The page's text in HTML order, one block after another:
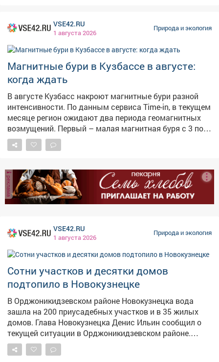
VSE42.RU
1 августа 2026
Природа и экология
Магнитные бури в Кузбассе в августе:
когда ждать
В августе Кузбасс накроют магнитные бури разной
интенсивности. По данным сервиса Time-in, в текущем
месяце регион ожидают два периода геомагнитных
возмущений. Первый – малая магнитная буря с 3 по 5
августа. Второй, более мощный – умеренная
магнитная буря с 18 по 19 августа. Больше сильных
Специалисты традиционно рекомендуют в такие дни
больше отдыхать, избегать стрессов и пить больше
воды. Метеозависимым людям стоит быть особенно
внимательными к своему самочувствию.
реклама
VSE42.RU
1 августа 2026
Природа и экология
Сотни участков и десятки домов
подтопило в Новокузнецке
В Орджоникидзевском районе Новокузнецка вода
зашла на 200 приусадебных участков и в 35 жилых
домов. Глава Новокузнецка Денис Ильин сообщил о
текущей ситуации в Орджоникидзевском районе.
После обхода территории выявлено частичное
затопление 200 приусадебных участков и 35 домов –